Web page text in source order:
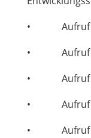
• Aufruf 1:
• Aufruf 2:
• Aufruf 3:
• Aufruf 4:
• Aufruf 5: